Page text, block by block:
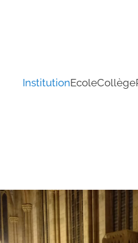
InstitutionEcoleCollège